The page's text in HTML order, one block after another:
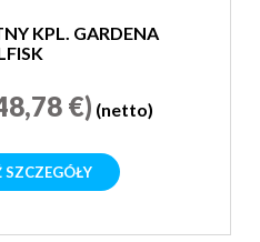
KPL. GARDENA
€) (netto)
SZCZEGÓŁY